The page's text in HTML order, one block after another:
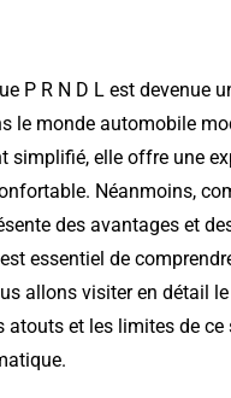
P R N D L est devenue
le monde automobile
simplifié, elle offre une
Néanmoins,
des avantages et
essentiel de
allons visiter en détail le
atouts et les limites de ce